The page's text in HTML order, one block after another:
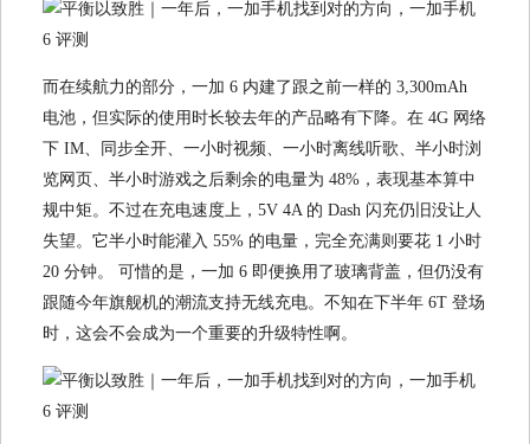
而在续航力的部分，一加 6 内建了跟之前一样的 3,300mAh
电池，但实际的使用时长较去年的产品略有下降。在 4G 网络
下 IM、同步全开、一小时视频、一小时离线听歌、半小时浏
览网页、半小时游戏之后剩余的电量为 48%，表现基本算中
规中矩。不过在充电速度上，5V 4A 的 Dash 闪充仍旧没让人
失望。它半小时能灌入 55% 的电量，完全充满则要花 1 小时
20 分钟。 可惜的是，一加 6 即便换用了玻璃背盖，但仍没有
跟随今年旗舰机的潮流支持无线充电。不知在下半年 6T 登场
时，这会不会成为一个重要的升级特性啊。